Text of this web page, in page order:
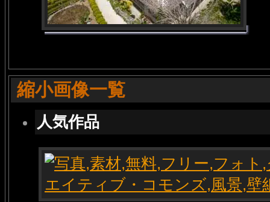
縮小画像一覧
人気作品